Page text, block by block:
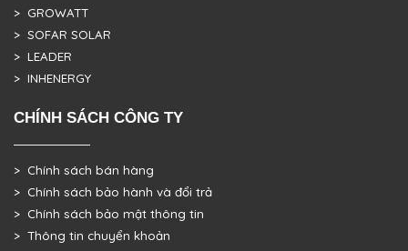
> GROWATT
> SOFAR SOLAR
> LEADER
> INHENERGY
CHÍNH SÁCH CÔNG TY
> Chính sách bán hàng
> Chính sách bảo hành và đổi trả
> Chính sách bảo mật thông tin
> Thông tin chuyển khoản